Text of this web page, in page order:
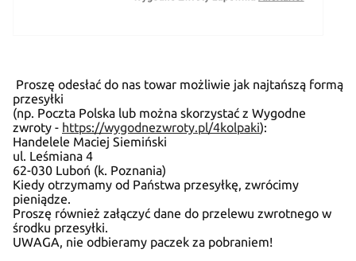
Proszę odesłać do nas towar możliwie jak najtańszą formą
przesyłki
(np. Poczta Polska lub można skorzystać z Wygodne
zwroty - https://wygodnezwroty.pl/4kolpaki):
Handelele Maciej Siemiński
ul. Leśmiana 4
62-030 Luboń (k. Poznania)
Kiedy otrzymamy od Państwa przesyłkę, zwrócimy
pieniądze.
Proszę również załączyć dane do przelewu zwrotnego w
środku przesyłki.
UWAGA, nie odbieramy paczek za pobraniem!